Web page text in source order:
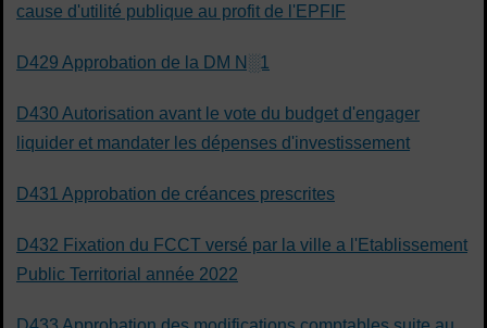
cause d'utilité publique au profit de l'EPFIF
D429 Approbation de la DM N░1
D430 Autorisation avant le vote du budget d'engager
liquider et mandater les dépenses d'investissement
D431 Approbation de créances prescrites
D432 Fixation du FCCT versé par la ville a l'Etablissement
Public Territorial année 2022